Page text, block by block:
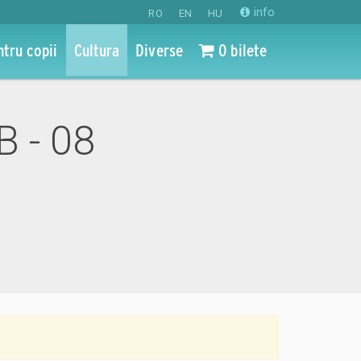
RO EN HU info
copii Cultura Diverse 0 bilete
- 08